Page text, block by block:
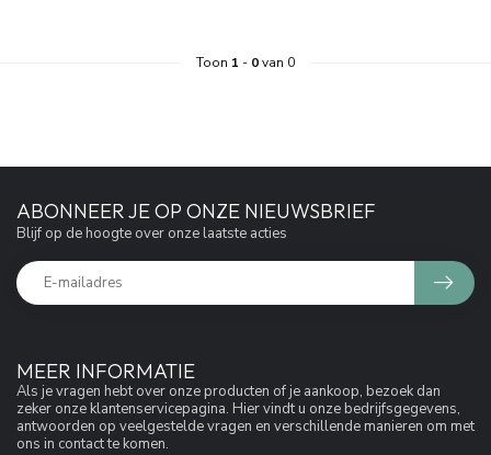
Toon 1 - 0van 0
MEER INFORMATIE
Als je vragen hebt over onze producten of je aankoop, bezoek dan
zeker onze klantenservicepagina. Hier vindt u onze bedrijfsgegevens,
antwoorden op veelgestelde vragen en verschillende manieren om met
ons in contact te komen.
ABONNEER JE OP ONZE NIEUWSBRIEF
Blijf op de hoogte over onze laatste acties